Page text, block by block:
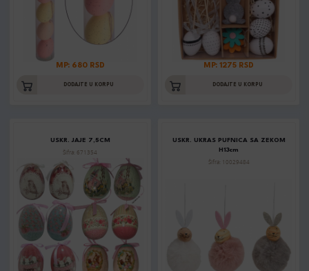
MP: 680 RSD
DODAJTE U KORPU
MP: 1275 RSD
DODAJTE U KORPU
USKR. JAJE 7,5CM
Šifra: 671354
USKR. UKRAS PUFNICA SA ZEKOM
H13cm
Šifra: 10029484